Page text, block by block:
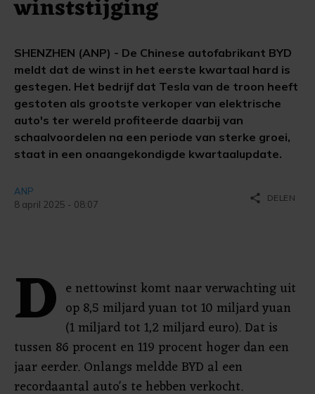
winststijging
SHENZHEN (ANP) - De Chinese autofabrikant BYD
meldt dat de winst in het eerste kwartaal hard is
gestegen. Het bedrijf dat Tesla van de troon heeft
gestoten als grootste verkoper van elektrische
auto's ter wereld profiteerde daarbij van
schaalvoordelen na een periode van sterke groei,
staat in een onaangekondigde kwartaalupdate.
ANP
8 april 2025 - 08:07
share DELEN
D e nettowinst komt naar verwachting uit
op 8,5 miljard yuan tot 10 miljard yuan
(1 miljard tot 1,2 miljard euro). Dat is
tussen 86 procent en 119 procent hoger dan een
jaar eerder. Onlangs meldde BYD al een
recordaantal auto's te hebben verkocht.